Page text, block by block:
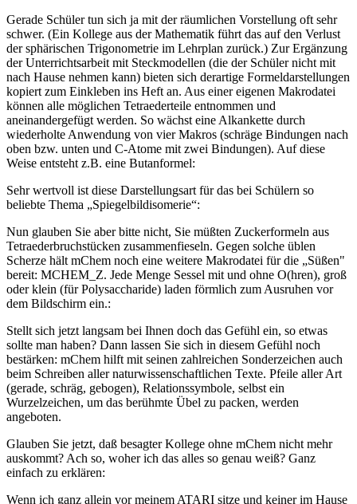
Gerade Schüler tun sich ja mit der räumlichen Vorstellung oft sehr
schwer. (Ein Kollege aus der Mathematik führt das auf den Verlust
der sphärischen Trigonometrie im Lehrplan zurück.) Zur Ergänzung
der Unterrichtsarbeit mit Steckmodellen (die der Schüler nicht mit
nach Hause nehmen kann) bieten sich derartige Formeldarstellungen
kopiert zum Einkleben ins Heft an. Aus einer eigenen Makrodatei
können alle möglichen Tetraederteile entnommen und
aneinandergefügt werden. So wächst eine Alkankette durch
wiederholte Anwendung von vier Makros (schräge Bindungen nach
oben bzw. unten und C-Atome mit zwei Bindungen). Auf diese
Weise entsteht z.B. eine Butanformel:
Sehr wertvoll ist diese Darstellungsart für das bei Schülern so
beliebte Thema „Spiegelbildisomerie“:
Nun glauben Sie aber bitte nicht, Sie müßten Zuckerformeln aus
Tetraederbruchstücken zusammenfieseln. Gegen solche üblen
Scherze hält mChem noch eine weitere Makrodatei für die „Süßen"
bereit: MCHEM_Z. Jede Menge Sessel mit und ohne O(hren), groß
oder klein (für Polysaccharide) laden förmlich zum Ausruhen vor
dem Bildschirm ein.:
Stellt sich jetzt langsam bei Ihnen doch das Gefühl ein, so etwas
sollte man haben? Dann lassen Sie sich in diesem Gefühl noch
bestärken: mChem hilft mit seinen zahlreichen Sonderzeichen auch
beim Schreiben aller naturwissenschaftlichen Texte. Pfeile aller Art
(gerade, schräg, gebogen), Relationssymbole, selbst ein
Wurzelzeichen, um das berühmte Übel zu packen, werden
angeboten.
Glauben Sie jetzt, daß besagter Kollege ohne mChem nicht mehr
auskommt? Ach so, woher ich das alles so genau weiß? Ganz
einfach zu erklären:
Wenn ich ganz allein vor meinem ATARI sitze und keiner im Hause